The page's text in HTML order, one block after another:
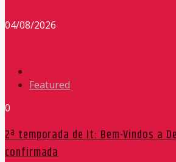
04/08/2026
Featured
0
2ª temporada de It: Bem-Vindos a
confirmada